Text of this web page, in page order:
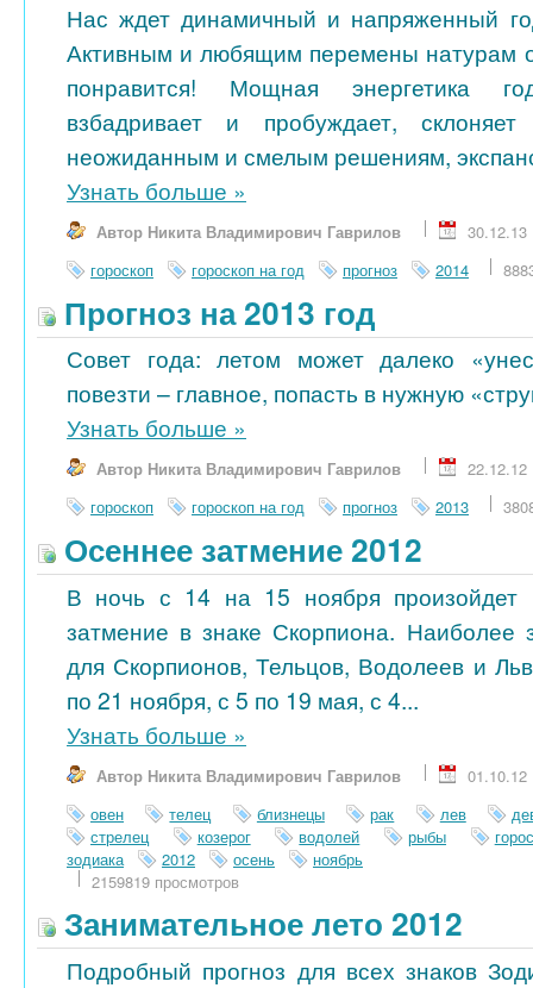
Нас ждет динамичный и напряженный
Активным и любящим перемены натурам
понравится! Мощная энергетика
взбадривает и пробуждает,
неожиданным и смелым решениям,
Узнать больше »
Автор Никита Владимирович Гаврилов
30.12.13
гороскоп
гороскоп на год прогноз 2014
Прогноз на 2013 год
Совет года: летом может далеко
повезти – главное, попасть в нужную
Узнать больше »
Автор Никита Владимирович Гаврилов
22.12.12
гороскоп
гороскоп на год прогноз 2013
Осеннее затмение 2012
В ночь с 14 на 15 ноября произойдет
затмение в знаке Скорпиона. Наиболее
для Скорпионов, Тельцов, Водолеев и
по 21 ноября, с 5 по 19 мая, с 4...
Узнать больше »
Автор Никита Владимирович Гаврилов
01.10.12
овен
телец близнецы рак лев
стрелец
козерог водолей рыбы
зодиака
2012 осень
ноябрь
2159819 просмотров
Занимательное лето 2012
Подробный прогноз для всех знаков